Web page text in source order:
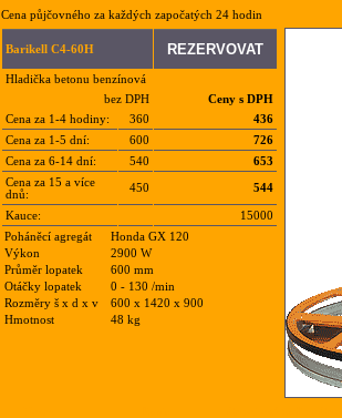
Cena půjčovného za každých započatých 24 hodin
Barikell C4-60H
Hladička betonu benzínová
bez DPH
Ceny s DPH
Cena za 1-4 hodiny:
360
436
Cena za 1-5 dní:
600
726
Cena za 6-14 dní:
540
653
Cena za 15 a více
dnů:
450 544
Kauce:
15000
Poháněcí agregát
Honda GX 120
Výkon
2900 W
Průměr lopatek
600 mm
Otáčky lopatek
0 - 130 /min
Rozměry š x d x v
600 x 1420 x 900
Hmotnost
48 kg